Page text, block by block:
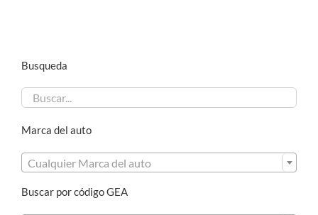
Busqueda
Marca del auto
Cualquier Marca del auto
Buscar por código GEA